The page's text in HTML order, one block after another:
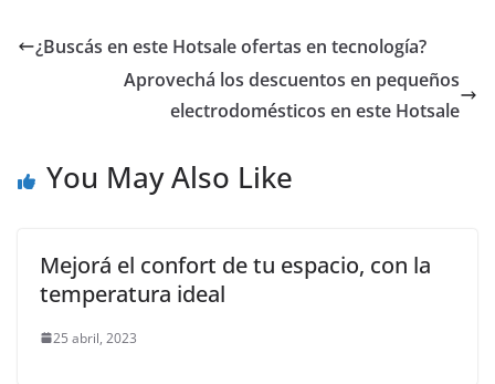
¿Buscás en este Hotsale ofertas en tecnología?
Aprovechá los descuentos en pequeños
electrodomésticos en este Hotsale
You May Also Like
Mejorá el confort de tu espacio, con la
temperatura ideal
25 abril, 2023